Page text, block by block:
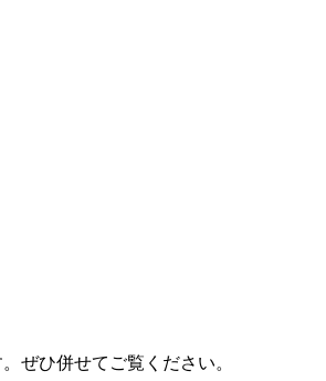
ぜひ併せてご覧ください。